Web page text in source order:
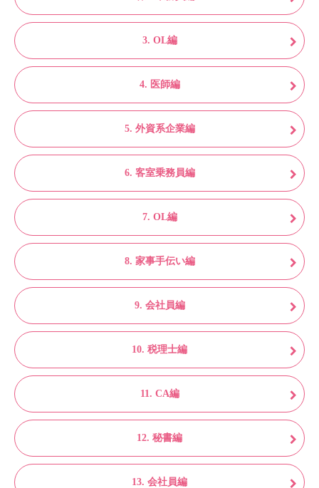
3. OL編
4. 医師編
5. 外資系企業編
6. 客室乗務員編
7. OL編
8. 家事手伝い編
9. 会社員編
10. 税理士編
11. CA編
12. 秘書編
13. 会社員編